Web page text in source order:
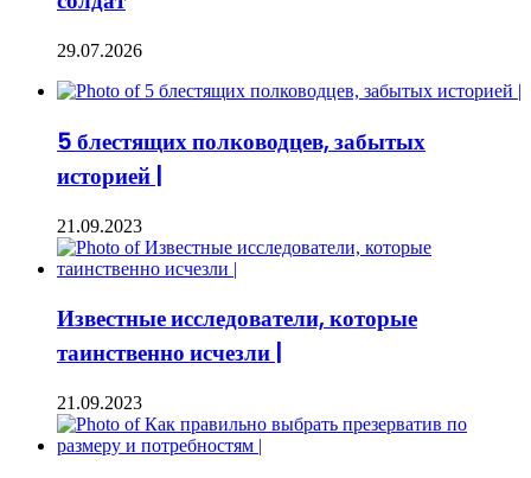
29.07.2026
5 блестящих полководцев, забытых
историей |
21.09.2023
Известные исследователи, которые
таинственно исчезли |
21.09.2023